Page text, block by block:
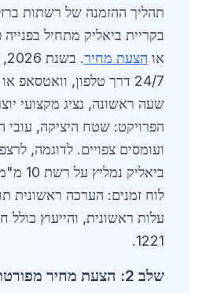
תהליך ההזמנה של רשתות
בקריית ביאליק מתחיל
או הצעת מחיר
.
24/7 דרך טלפון, וואטסאפ
שעה ראשונה, נציג מקצועי
הפרויקט: שטח היציקה, עובי
ועומסים צפויים. לדוגמה,
עלות ראשונית, והייעוץ כולל
1221.
שלב 2: הצעת מחיר מפורטת ובחירת מוצר